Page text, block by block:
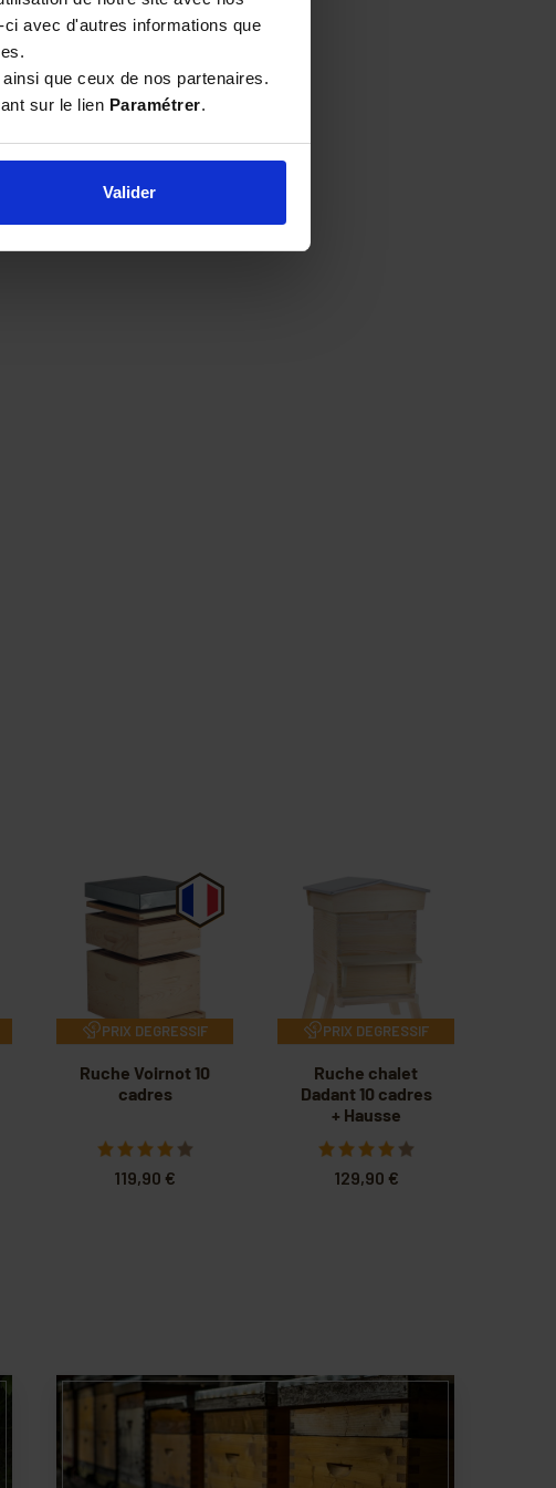
avec d'autres informations que
que ceux de nos partenaires.
sur le lien Paramétrer.
Valider
a repris le flambeau en
expertise et le
de cet héritage et de
PRIX DEGRESSIF
Ruche Voirnot 10
cadres
119,90 €
PRIX DEGRESSIF
Ruche chalet
Dadant 10 cadres
+ Hausse
129,90 €